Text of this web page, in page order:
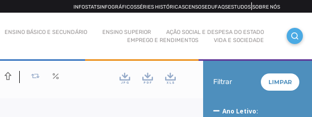
INFOSTATSINFOGRÁFICOSSÉRIES HISTÓRICASCENSOSEDUFAQSESTUDOS SOBRE NÓS
ENSINO BÁSICO E SECUNDÁRIO ENSINO SUPERIOR
AÇÃO SOCIAL E DESPESA DO ESTADO
EMPREGO E RENDIMENTOS
VIDA E SOCIEDADE
Filtrar LIMPAR
Ano Letivo: